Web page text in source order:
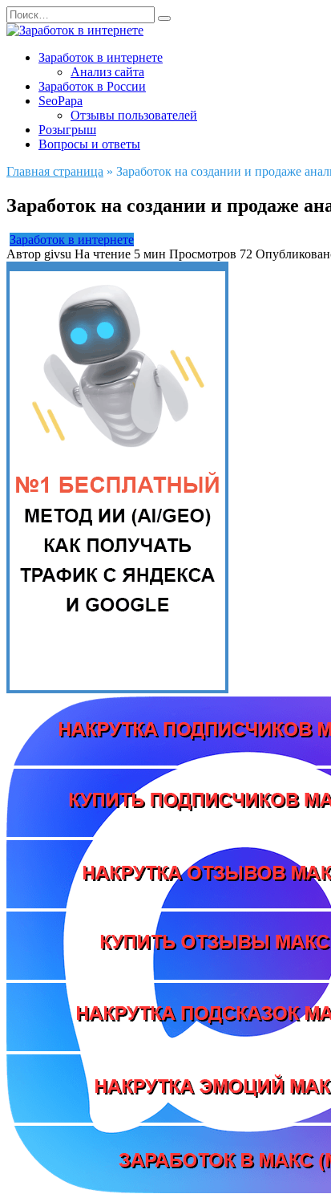
Перейти
к
содержанию
Search
for:
Заработок в интернете
Анализ сайта
Заработок в России
SeoPapa
Отзывы пользователей
Розыгрыш
Вопросы и ответы
Главная страница » Заработок на создании и продаже
Заработок на создании и продаже
Заработок в интернете
Автор givsu На чтение 5 мин Просмотров 72